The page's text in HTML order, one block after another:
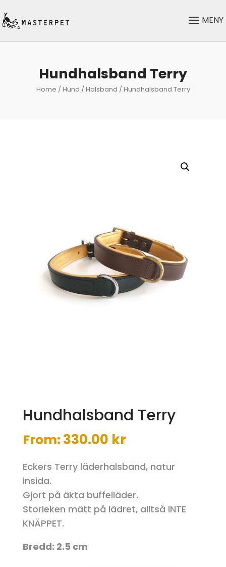
Hundhalsband Terry
Home /Hund /Halsband / Hundhalsband Terry
Hundhalsband Terry
From: 330.00 kr
Eckers Terry läderhalsband, natur
insida.
Gjort på äkta buffelläder.
Storleken mätt på lädret, alltså INTE
KNÄPPET.
Bredd: 2.5 cm